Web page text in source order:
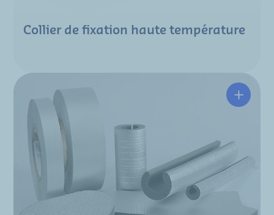
Collier de fixation haute température